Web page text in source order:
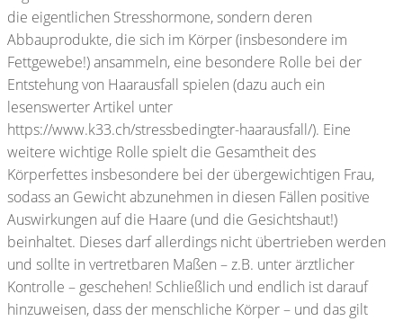
die eigentlichen Stresshormone, sondern deren
Abbauprodukte, die sich im Körper (insbesondere im
Fettgewebe!) ansammeln, eine besondere Rolle bei der
Entstehung von Haarausfall spielen (dazu auch ein
lesenswerter Artikel unter
https://www.k33.ch/stressbedingter-haarausfall/). Eine
weitere wichtige Rolle spielt die Gesamtheit des
Körperfettes insbesondere bei der übergewichtigen Frau,
sodass an Gewicht abzunehmen in diesen Fällen positive
Auswirkungen auf die Haare (und die Gesichtshaut!)
beinhaltet. Dieses darf allerdings nicht übertrieben werden
und sollte in vertretbaren Maßen – z.B. unter ärztlicher
Kontrolle – geschehen! Schließlich und endlich ist darauf
hinzuweisen, dass der menschliche Körper – und das gilt